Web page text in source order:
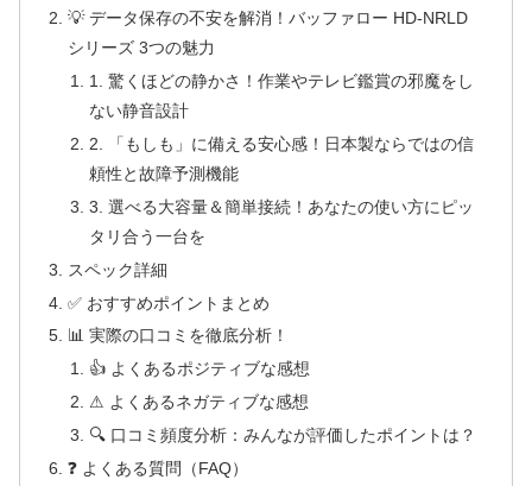
💡 データ保存の不安を解消！バッファロー HD-NRLD
シリーズ 3つの魅力
1. 驚くほどの静かさ！作業やテレビ鑑賞の邪魔をし
ない静音設計
2. 「もしも」に備える安心感！日本製ならではの信
頼性と故障予測機能
3. 選べる大容量＆簡単接続！あなたの使い方にピッ
タリ合う一台を
スペック詳細
✅ おすすめポイントまとめ
📊 実際の口コミを徹底分析！
👍 よくあるポジティブな感想
⚠ よくあるネガティブな感想
🔍 口コミ頻度分析：みんなが評価したポイントは？
❓ よくある質問（FAQ）